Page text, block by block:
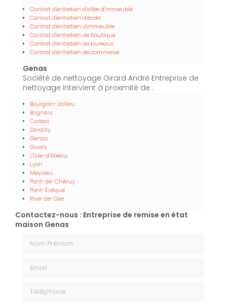
Contrat d'entretien d'allée d'immeuble
Contrat d'entretien d'école
Contrat d'entretien d'immeuble
Contrat d'entretien de boutique
Contrat d'entretien de bureaux
Contrat d'entretien de commerce
Genas
Société de nettoyage Girard André Entreprise de
nettoyage intervient à proximité de :
Bourgoin-Jallieu
Brignais
Corbas
Dardilly
Genas
Givors
L'Isle-d'Abeau
Lyon
Meyzieu
Pont-de-Chéruy
Pont-Évêque
Rive-de-Gier
Contactez-nous : Entreprise de remise en état
maison Genas